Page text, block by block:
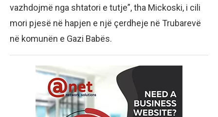
vazhdojmë nga shtatori e tutje”, tha Mickoski, i cili
mori pjesë në hapjen e një çerdheje në Trubarevë
në komunën e Gazi Babës.